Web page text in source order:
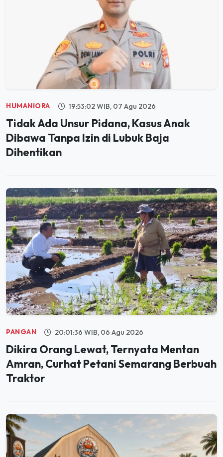
HUMANIORA 19:53:02 WIB, 07 Agu 2026
Tidak Ada Unsur Pidana, Kasus Anak
Dibawa Tanpa Izin di Lubuk Baja
Dihentikan
PANGAN 20:01:36 WIB, 06 Agu 2026
Dikira Orang Lewat, Ternyata Mentan
Amran, Curhat Petani Semarang Berbuah
Traktor